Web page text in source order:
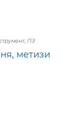
ПЗ
метизи